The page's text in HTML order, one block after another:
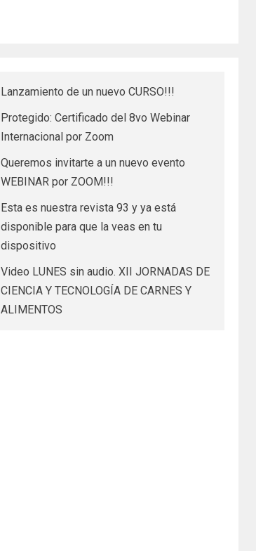
Lanzamiento de un nuevo CURSO!!!
Protegido: Certificado del 8vo Webinar
Internacional por Zoom
Queremos invitarte a un nuevo evento
WEBINAR por ZOOM!!!
Esta es nuestra revista 93 y ya está
disponible para que la veas en tu
dispositivo
Video LUNES sin audio. XII JORNADAS DE
CIENCIA Y TECNOLOGÍA DE CARNES Y
ALIMENTOS